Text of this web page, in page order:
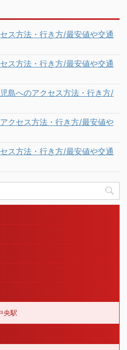
ス方法・行き方/最安値や交通
ス方法・行き方/最安値や交通
島へのアクセス方法・行き方/
クセス方法・行き方/最安値や
ス方法・行き方/最安値や交通
央駅